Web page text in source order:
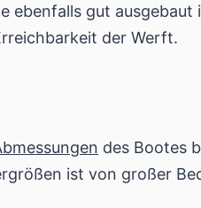
ebenfalls gut ausgebaut
der Werft.
des Bootes
ist von großer